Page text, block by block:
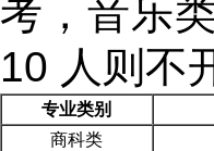
考，音乐
10 人则不
专业类别
商科类